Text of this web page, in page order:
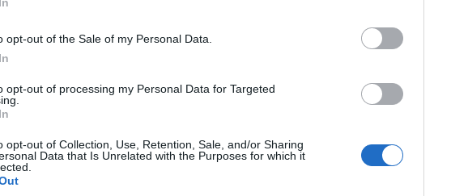
opt-out of the Sale of my Personal Data.
opt-out of processing my Personal Data for Targeted
opt-out of Collection, Use, Retention, Sale, and/or Sharing
Data that Is Unrelated with the Purposes for which it
δράσεις ενημέρωσης και ευαισθητοποίησης του
στρατηγικές πρόληψης και μακροπρόθεσμης